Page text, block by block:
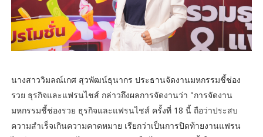
นางสาววิมลณ์เกศ สุวพัฒน์ธุนากร ประธานจัดงานมหกรรมชี้ช่อง
รวย ธุรกิจและแฟรนไชส์ กล่าวถึงผลการจัดงานว่า "การจัดงาน
มหกรรมชี้ช่องรวย ธุรกิจและแฟรนไชส์ ครั้งที่ 18 นี้ ถือว่าประสบ
ความสำเร็จเกินความคาดหมาย เรียกว่าเป็นการปิดท้ายงานแฟรน